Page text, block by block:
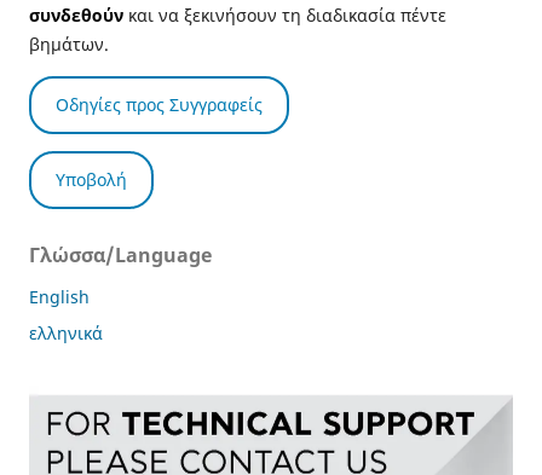
συνδεθούνκαι να ξεκινήσουν τη διαδικασία πέντε
βημάτων.
Οδηγίες προς Συγγραφείς
Υποβολή
Γλώσσα/Language
English
ελληνικά